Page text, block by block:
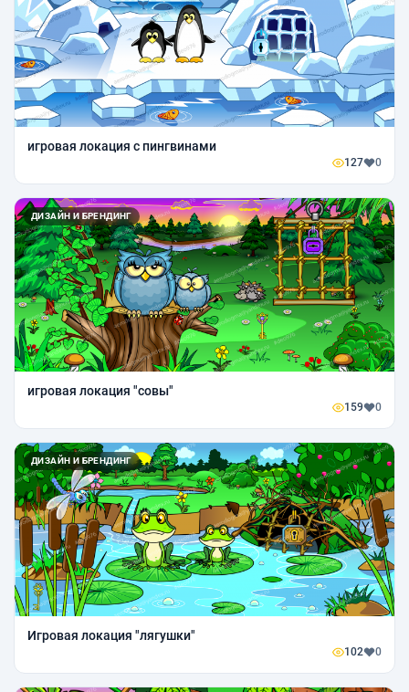
игровая локация с пингвинами
127 0
ДИЗАЙН И БРЕНДИНГ
игровая локация "совы"
159 0
ДИЗАЙН И БРЕНДИНГ
Игровая локация "лягушки"
102 0